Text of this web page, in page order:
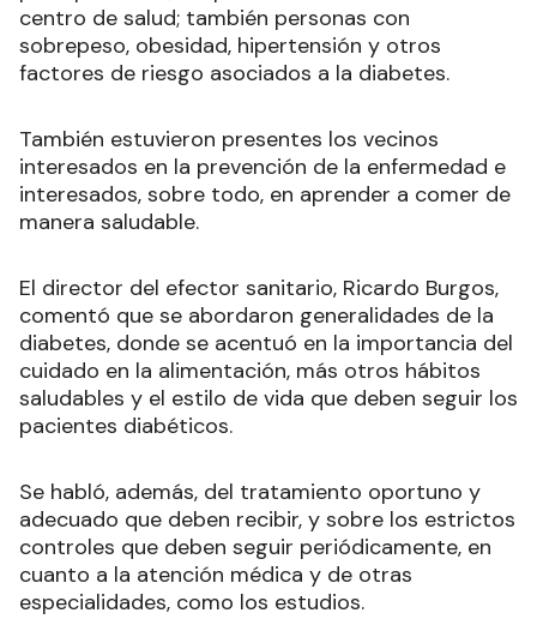
centro de salud; también personas con
sobrepeso, obesidad, hipertensión y otros
factores de riesgo asociados a la diabetes.
También estuvieron presentes los vecinos
interesados en la prevención de la enfermedad e
interesados, sobre todo, en aprender a comer de
manera saludable.
El director del efector sanitario, Ricardo Burgos,
comentó que se abordaron generalidades de la
diabetes, donde se acentuó en la importancia del
cuidado en la alimentación, más otros hábitos
saludables y el estilo de vida que deben seguir los
pacientes diabéticos.
Se habló, además, del tratamiento oportuno y
adecuado que deben recibir, y sobre los estrictos
controles que deben seguir periódicamente, en
cuanto a la atención médica y de otras
especialidades, como los estudios.